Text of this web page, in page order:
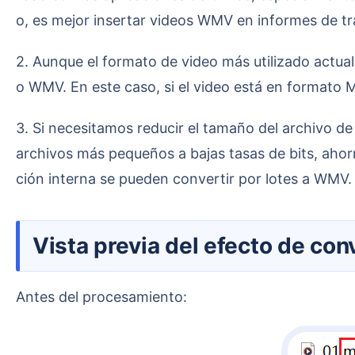
o, es mejor insertar videos WMV en informes de
2. Aunque el formato de video más utilizado actualmente es MP4, algunas empresas o instituciones educativas aún exigen la entrega de videos en format
o WMV. En este caso, si el video está en formato
3. Si necesitamos reducir el tamaño del archivo de video y no tenemos requisitos muy altos de nitidez, podemos convertirlo a formato WMV. WMV genera
archivos más pequeños a bajas tasas de bits,
ción interna se pueden convertir por lotes a WMV.
Vista previa del efecto de
Antes del procesamiento: